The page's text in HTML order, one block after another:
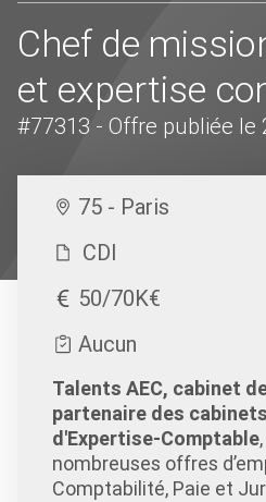
Chef de
et expertise
#77313 - Offre publiée le
75 - Paris
CDI
50/70K€
Aucun
Talents AEC, cabinet
partenaire des
d'Expertise-Comptable
nombreuses offres
Comptabilité, Paie et